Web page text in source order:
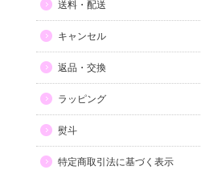
利用しやすい
目録景品をよく利用しています。豪華
す。手配が早いので便利です。
送料・配送
キャンセル
返品・交換
ラッピング
熨斗
特定商取引法に基づく表示